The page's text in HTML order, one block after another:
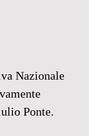
Nazionale
Ponte.